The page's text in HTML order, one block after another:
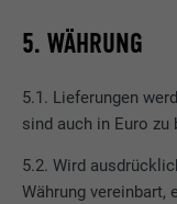
5. WÄHRUNG
5.1. Lieferungen
sind auch in Euro zu
5.2. Wird
Währung vereinbart,